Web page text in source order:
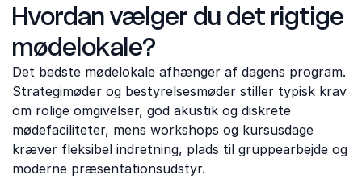
Hvordan vælger du det rigtige
mødelokale?
Det bedste mødelokale afhænger af dagens program.
Strategimøder og bestyrelsesmøder stiller typisk krav
om rolige omgivelser, god akustik og diskrete
mødefaciliteter, mens workshops og kursusdage
kræver fleksibel indretning, plads til gruppearbejde og
moderne præsentationsudstyr.